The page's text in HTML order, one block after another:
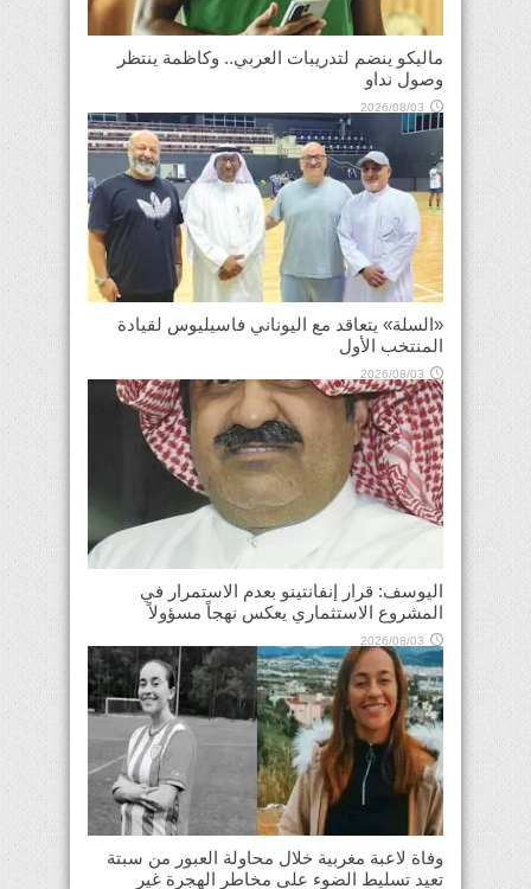
ماليكو ينضم لتدريبات العربي.. وكاظمة ينتظر
وصول نداو
2026/08/03
«السلة» يتعاقد مع اليوناني فاسيليوس لقيادة
المنتخب الأول
2026/08/03
اليوسف: قرار إنفانتينو بعدم الاستمرار في
المشروع الاستثماري يعكس نهجاً مسؤولاً
2026/08/03
وفاة لاعبة مغربية خلال محاولة العبور من سبتة
تعيد تسليط الضوء على مخاطر الهجرة غير